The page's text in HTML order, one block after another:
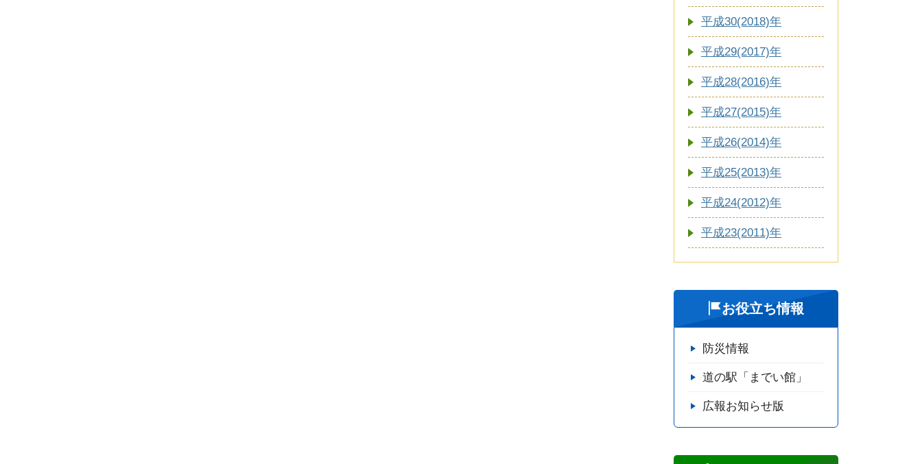
平成30(2018)年
平成29(2017)年
平成28(2016)年
平成27(2015)年
平成26(2014)年
平成25(2013)年
平成24(2012)年
平成23(2011)年
お役立ち情報
防災情報
道の駅「までい館」
広報お知らせ版